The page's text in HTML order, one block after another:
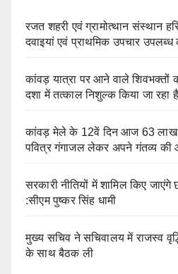
रजत शहरी एवं ग्रामोत्थान संस्थान
दवाइयां एवं प्राथमिक उपचार उपलब्ध
कांवड़ यात्रा पर आने वाले शिवभक्तों
दशा में तत्काल निशुल्क किया जा रहा
कांवड़ मेले के 12वें दिन आज 63 लाख
पवित्र गंगाजल लेकर अपने गंतव्य की
सरकारी नीतियों में शामिल किए
:सीएम पुष्कर सिंह धामी
मुख्य सचिव ने सचिवालय में राजस्व
के साथ बैठक ली